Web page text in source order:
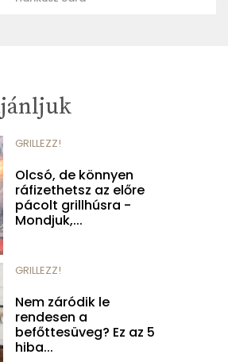
GRILLEZZ!
Olcsó, de könnyen
ráfizethetsz az előre
pácolt grillhúsra -
Mondjuk,...
GRILLEZZ!
Nem záródik le
rendesen a
befőttesüveg? Ez az 5
hiba...